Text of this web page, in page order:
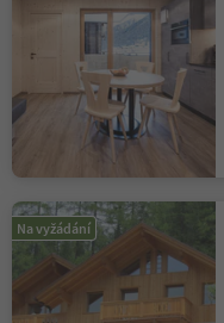
Na vyžádání